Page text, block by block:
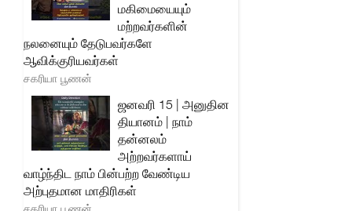
மகிமையையும்
மற்றவர்களின்
நலனையும் தேடுபவர்களே
ஆவிக்குரியவர்கள்
சகரியா பூணன்
ஜனவரி 15 | அனுதின
தியானம் | நாம்
தன்னலம்
அற்றவர்களாய்
வாழ்ந்திட நாம் பின்பற்ற வேண்டிய
அற்புதமான மாதிரிகள்
சகரியா பூணன்